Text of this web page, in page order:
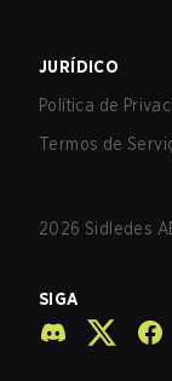
JURÍDICO
Política de
Termos de
2026 Sidledes
SIGA